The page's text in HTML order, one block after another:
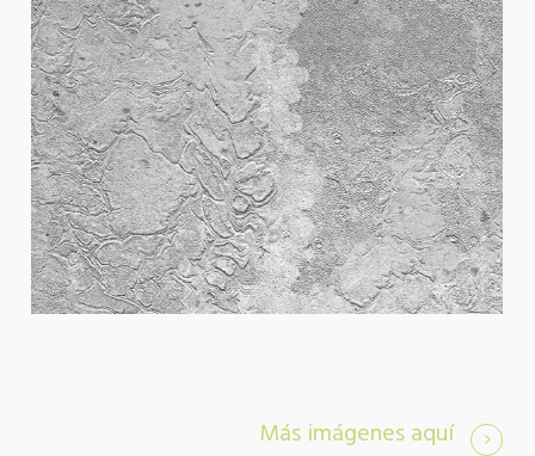
Más imágenes aquí